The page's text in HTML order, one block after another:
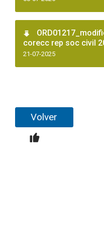
corecc rep soc civil
21-07-2025
Volver